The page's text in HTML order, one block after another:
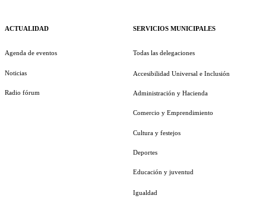
ACTUALIDAD
Agenda de eventos
Noticias
Radio fórum
SERVICIOS MUNICIPALES
Todas las delegaciones
Accesibilidad Universal e Inclusión
Administración y Hacienda
Comercio y Emprendimiento
Cultura y festejos
Deportes
Educación y juventud
Igualdad